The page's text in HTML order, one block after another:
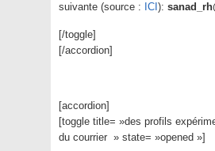
suivante (source : ICI ):
[/toggle]
[/accordion]
[accordion]
[toggle title= »des profils
du courrier » state= »opened »]